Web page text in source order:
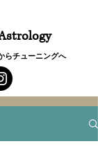
らチューニングへ